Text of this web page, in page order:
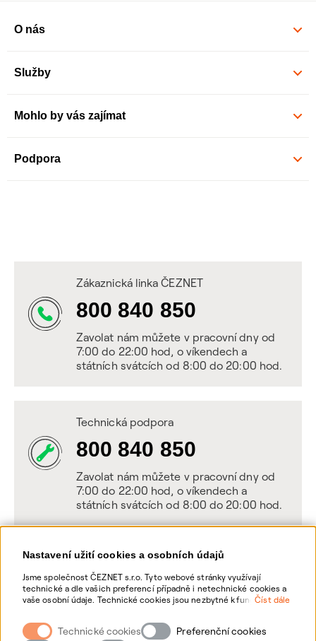
Nastavení užití cookies a osobních údajů
Jsme společnost ČEZNET s.r.o. Tyto webové stránky využívají
technické a dle vašich preferencí případně i netechnické cookies a
vaše osobní údaje. Technické cookies jsou nezbytné k fungování
webové stránky vašim preferencím, k personalizaci reklam a
analytice. Pro sběr a zpracování netechnických cookies a vašich
Číst dále
Technické cookies Preferenční cookies
O nás
Služby
Mohlo by vás zajímat
Podpora
Zákaznická linka ČEZNET
800 840 850
Zavolat nám můžete v pracovní dny od
7:00 do 22:00 hod, o víkendech a
státních svátcích od 8:00 do 20:00 hod.
Technická podpora
800 840 850
Zavolat nám můžete v pracovní dny od
7:00 do 22:00 hod, o víkendech a
státních svátcích od 8:00 do 20:00 hod.
Napište nám
POSLAT VZKAZ
Zanechte nám vzkaz online, my se vám